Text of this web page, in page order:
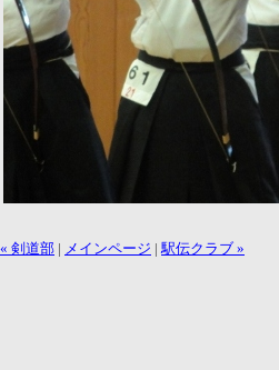
« 剣道部 メインページ |駅伝クラブ »